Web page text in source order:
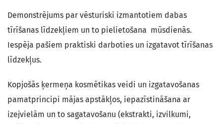
Demonstrējums par vēsturiski izmantotiem dabas
tīrīšanas līdzekļiem un to pielietošana mūsdienās.
Iespēja pašiem praktiski darboties un izgatavot tīrīšanas
līdzekļus.
Kopjošās ķermeņa kosmētikas veidi un izgatavošanas
pamatprincipi mājas apstākļos, iepazīstināšana ar
izejvielām un to sagatavošanu (ekstrakti, izvilkumi,